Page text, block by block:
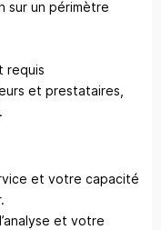
sur un périmètre
requis
et prestataires,
et votre capacité
et votre